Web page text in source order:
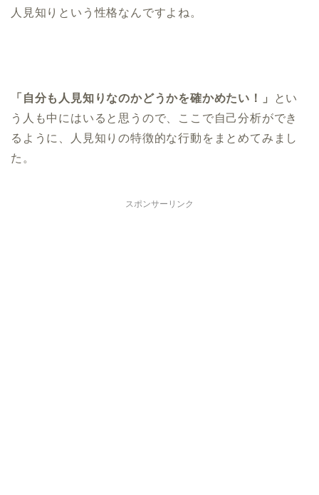
人見知りという性格なんですよね。
「自分も人見知りなのかどうかを確かめたい！」
とい
う人も中にはいると思うので、ここで自己分析ができ
るように、人見知りの特徴的な行動をまとめてみまし
た。
スポンサーリンク